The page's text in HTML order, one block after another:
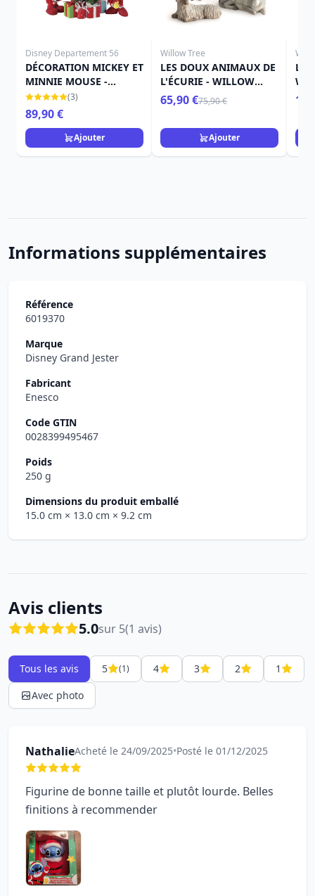
Disney Departement 56
DÉCORATION MICKEY ET
MINNIE MOUSE -
DISNEY DEPARTMENT 56
(3)
89,90 €
Ajouter
Willow Tree
LES DOUX ANIMAUX DE
L'ÉCURIE - WILLOW
TREE
65,90 €75,90 €
Ajouter
Informations supplémentaires
Référence
6019370
Marque
Disney Grand Jester
Fabricant
Enesco
Code GTIN
0028399495467
Poids
250 g
Dimensions du produit emballé
15.0 cm × 13.0 cm × 9.2 cm
Avis clients
5.0sur 5(1 avis)
Tous les avis 5 (1) 4 3 2
1
Avec photo
NathalieAcheté le 24/09/2025•Posté le 01/12/2025
Figurine de bonne taille et plutôt lourde. Belles
finitions à recommender